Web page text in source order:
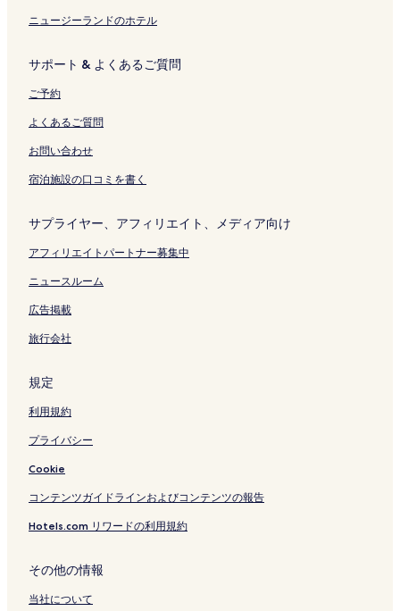
ペ
を
開
く
リ
ク
を
リ
ン
ク
ニュージーランドのホテル
サポート & よくあるご質問
ご予約
よくあるご質問
お問い合わせ
宿泊施設の口コミを書く
サプライヤー、アフィリエイト、メディア向け
アフィリエイトパートナー募集中
ニュースルーム
広告掲載
旅行会社
規定
利用規約
プライバシー
Cookie
コンテンツガイドラインおよびコンテンツの報告
Hotels.com リワードの利用規約
その他の情報
当社について